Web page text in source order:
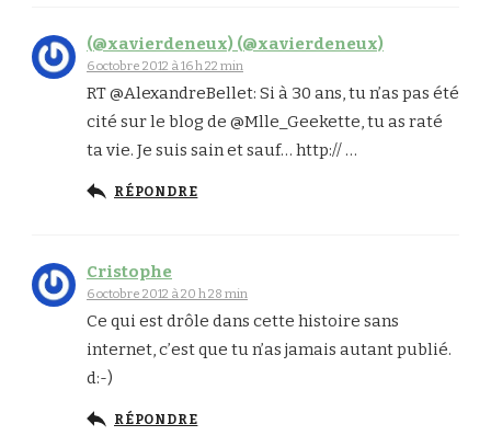
(@xavierdeneux) (@xavierdeneux)
6 octobre 2012 à 16 h 22 min
RT @AlexandreBellet: Si à 30 ans, tu n’as pas été
cité sur le blog de @Mlle_Geekette, tu as raté
ta vie. Je suis sain et sauf… http:// …
RÉPONDRE
Cristophe
6 octobre 2012 à 20 h 28 min
Ce qui est drôle dans cette histoire sans
internet, c’est que tu n’as jamais autant publié.
d:-)
RÉPONDRE